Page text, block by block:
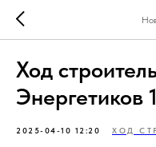
Ход
Энергетиков
2025-04-10 12:20 ХОД